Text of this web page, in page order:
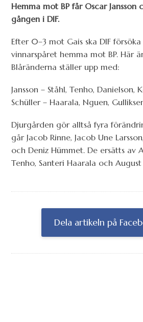
Hemma mot BP får Oscar Jansson
gången i DIF.
Efter 0–3 mot Gais ska DIF
vinnarspåret hemma mot BP. Här
Blåränderna ställer upp med:
Jansson – Ståhl, Tenho, Danielson,
Schüller – Haarala, Nguen,
Djurgården gör alltså fyra
går Jacob Rinne, Jacob Une
och Deniz Hümmet. De ersätts av
Tenho, Santeri Haarala och August
Dela artikeln på